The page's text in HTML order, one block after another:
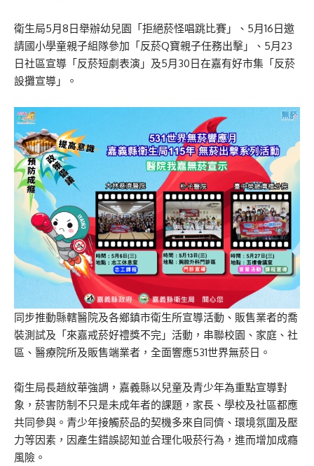
衛生局5月8日舉辦幼兒園「拒絕菸怪唱跳比賽」、5月16日邀
請國小學童親子組隊參加「反菸Q寶親子任務出擊」、5月23
日社區宣導「反菸短劇表演」及5月30日在嘉有好市集「反菸
設攤宣導」。
同步推動縣轄醫院及各鄉鎮市衛生所宣導活動、販售業者的喬
裝測試及「來嘉戒菸好禮獎不完」活動，串聯校園、家庭、社
區、醫療院所及販售端業者，全面響應531世界無菸日。
衛生局長趙紋華強調，嘉義縣以兒童及青少年為重點宣導對
象，菸害防制不只是未成年者的課題，家長、學校及社區都應
共同參與。青少年接觸菸品的契機多來自同儕、環境氛圍及壓
力等因素，因產生錯誤認知並合理化吸菸行為，進而增加成癮
風險。